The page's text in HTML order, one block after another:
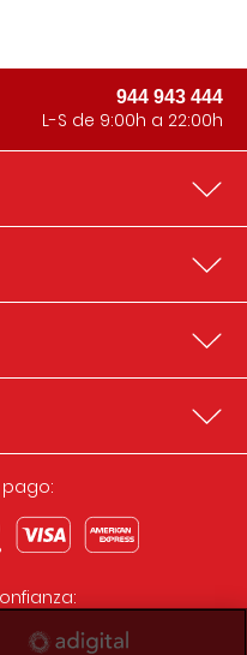
944 943 444
L-S de 9:00h a 22:00h